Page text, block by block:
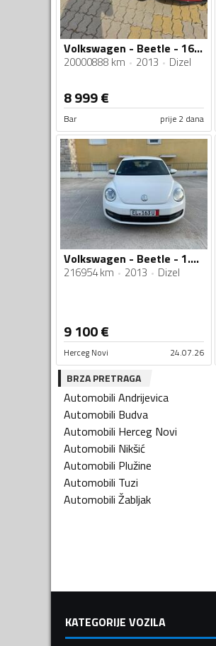
Volkswagen - Beetle - 1600
20000888 km 2013 Dizel
8 999€
Bar prije 2 dana
Volkswagen - Beetle - 1.6 TDI
216954 km 2013 Dizel
9 100€
Herceg Novi 24.07.26
BRZA PRETRAGA
Automobili Andrijevica
Automobili Budva
Automobili Herceg Novi
Automobili Nikšić
Automobili Plužine
Automobili Tuzi
Automobili Žabljak
KATEGORIJE VOZILA